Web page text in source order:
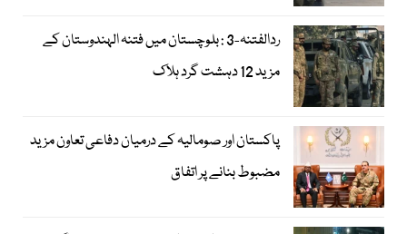
ردالفتنہ-3 : بلوچستان میں فتنہ الہندوستان کے
مزید 12 دہشت گرد ہلاک
پاکستان اور صومالیہ کے درمیان دفاعی تعاون مزید
مضبوط بنانے پر اتفاق